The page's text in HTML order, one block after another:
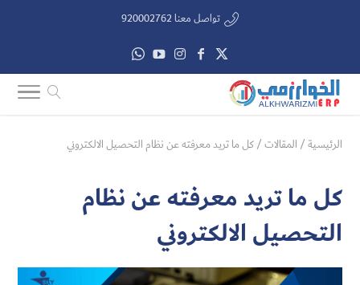
تواصل معنا 920002762
الرئيسية/ المقالات/كل ما تريد معرفته عن نظام التحصيل الالكتروني
كل ما تريد معرفته عن نظام
التحصيل الالكتروني